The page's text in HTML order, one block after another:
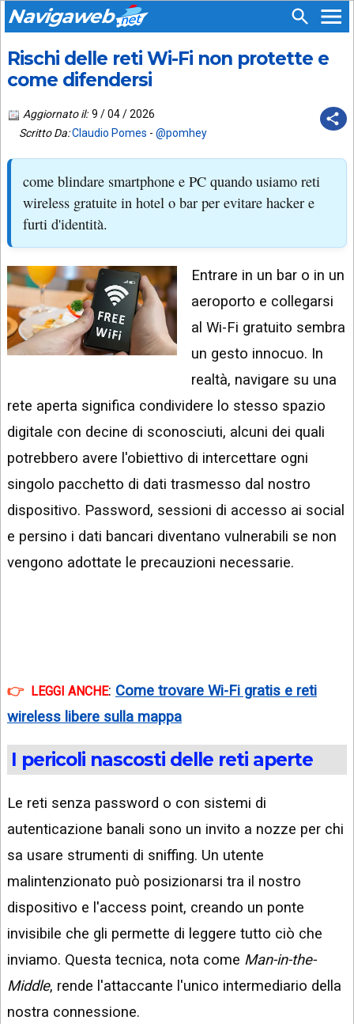
Navigaweb
HOME
SIAMO
SUPPORTO
CONTATTA
PIÙ
LETTI
ULTIMI
POST
ARCHIVIO
VIDEO
ARGOMENTI:
IPHONE
ANDROID
AI
APPS
SEGUICI
SU:
APP
ANDROID
EMAIL
TIKTOK
YOUTUBE
X
INSTAGRAM
NEWS
LINKEDIN
Rischi delle reti Wi-Fi non protette e
come difendersi
Aggiornato il: 9 / 04 / 2026
Scritto Da:Claudio Pomes - @pomhey
come blindare smartphone e PC quando usiamo reti
wireless gratuite in hotel o bar per evitare hacker e
furti d'identità.
Entrare in un bar o in un
aeroporto e collegarsi
al Wi-Fi gratuito sembra
un gesto innocuo. In
realtà, navigare su una
rete aperta significa condividere lo stesso spazio
digitale con decine di sconosciuti, alcuni dei quali
potrebbero avere l'obiettivo di intercettare ogni
singolo pacchetto di dati trasmesso dal nostro
dispositivo. Password, sessioni di accesso ai social
e persino i dati bancari diventano vulnerabili se non
vengono adottate le precauzioni necessarie.
LEGGI ANCHE: Come trovare Wi-Fi gratis e reti
wireless libere sulla mappa
I pericoli nascosti delle reti aperte
Le reti senza password o con sistemi di
autenticazione banali sono un invito a nozze per chi
sa usare strumenti di sniffing. Un utente
malintenzionato può posizionarsi tra il nostro
dispositivo e l'access point, creando un ponte
invisibile che gli permette di leggere tutto ciò che
inviamo. Questa tecnica, nota come Man-in-the-
Middle, rende l'attaccante l'unico intermediario della
nostra connessione.